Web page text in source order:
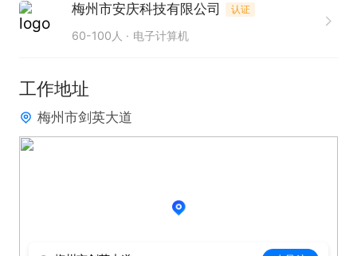
面试地址：梅州市梅江区西郊金苑小区A1栋（6-3号
店），具体上班时间面议。
聘】看见的哦~
梅州市安庆科技有限公司 认证
60-100人 电子计算机
工作地址
梅州市剑英大道